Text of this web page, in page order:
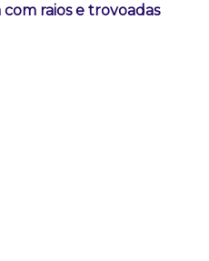
raios e trovoadas